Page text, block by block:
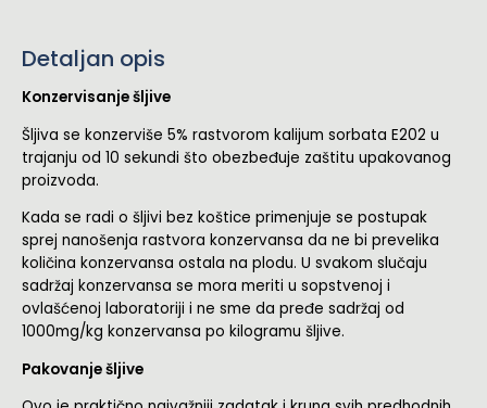
Detaljan opis
Konzervisanje šljive
Šljiva se konzerviše 5% rastvorom kalijum sorbata E202 u
trajanju od 10 sekundi što obezbeđuje zaštitu upakovanog
proizvoda.
Kada se radi o šljivi bez koštice primenjuje se postupak
sprej nanošenja rastvora konzervansa da ne bi prevelika
količina konzervansa ostala na plodu. U svakom slučaju
sadržaj konzervansa se mora meriti u sopstvenoj i
ovlašćenoj laboratoriji i ne sme da pređe sadržaj od
1000mg/kg konzervansa po kilogramu šljive.
Pakovanje šljive